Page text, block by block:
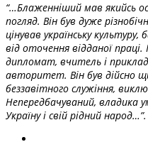
“…Блаженніший мав якийсь
погляд. Він був дуже
цінував українську
від оточення відданої
дипломат, вчитель і
авторитет. Він був дійсно
беззавітного служіння,
Непередбачуваний, владика
Україну і свій рідний народ…”.